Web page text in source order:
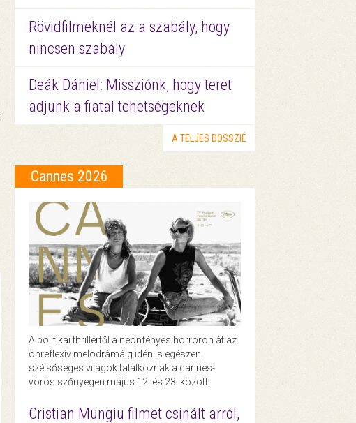
Rövidfilmeknél az a szabály, hogy
nincsen szabály
Deák Dániel: Missziónk, hogy teret
adjunk a fiatal tehetségeknek
A TELJES DOSSZIÉ
Cannes 2026
A politikai thrillertől a neonfényes horroron át az
önreflexív melodrámáig idén is egészen
szélsőséges világok találkoznak a cannes-i
vörös szőnyegen május 12. és 23. között.
Cristian Mungiu filmet csinált arról,